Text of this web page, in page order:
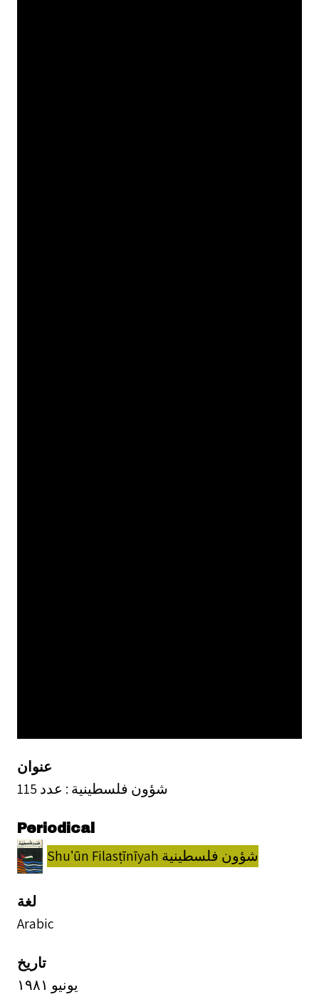
عنوان
شؤون فلسطينية : عدد 115
Periodical
Shuʼūn Filasṭīnīyah شؤون فلسطينية
لغة
Arabic
تاريخ
يونيو ١٩٨١